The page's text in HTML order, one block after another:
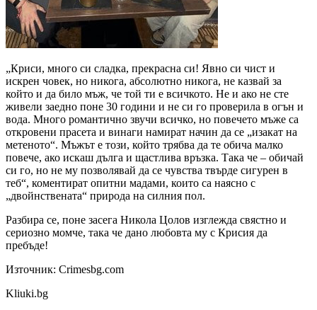
„Криси, много си сладка, прекрасна си! Явно си чист и
искрен човек, но никога, абсолютно никога, не казвай за
който и да било мъж, че той ти е всичкото. Не и ако не сте
живели заедно поне 30 години и не си го проверила в огън и
вода. Много романтично звучи всичко, но повечето мъже са
откровени прасета и винаги намират начин да се „изакат на
метеното“. Мъжът е този, който трябва да те обича малко
повече, ако искаш дълга и щастлива връзка. Така че – обичай
си го, но не му позволявай да се чувства твърде сигурен в
теб“, коментират опитни мадами, които са наясно с
„двойнствената“ природа на силния пол.
Разбира се, поне засега Никола Цолов изглежда свястно и
сериозно момче, така че дано любовта му с Крисия да
пребъде!
Източник: Crimesbg.com
Kliuki.bg